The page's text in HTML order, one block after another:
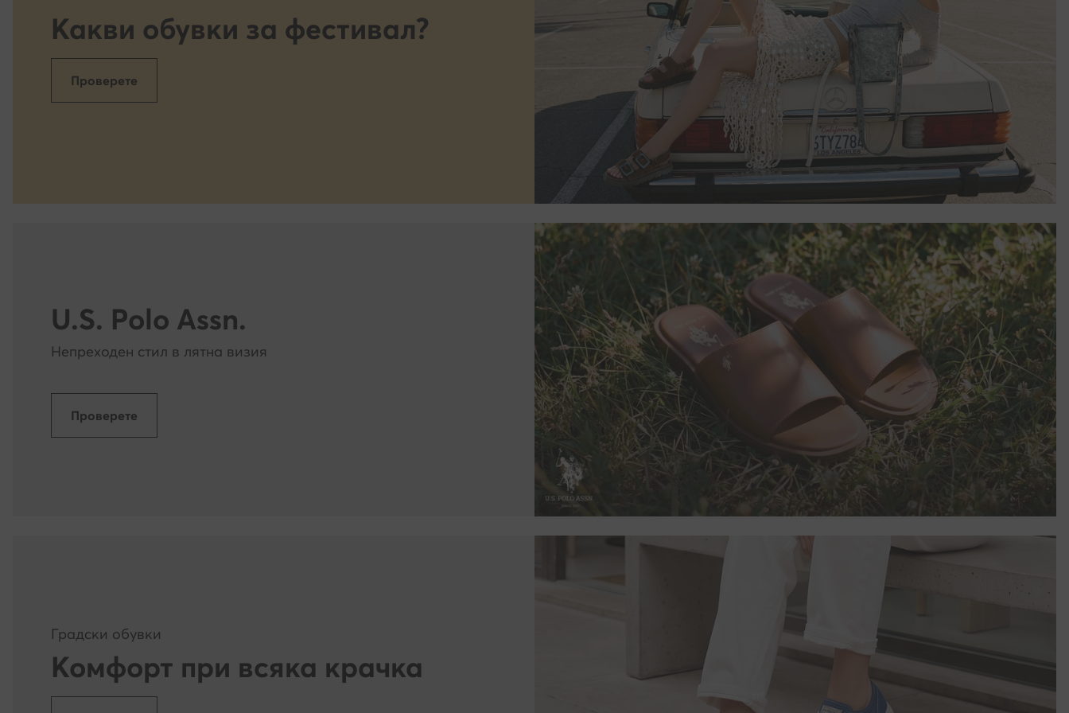
Какви обувки за фестивал?
Проверете
U.S. Polo Assn.
Непреходен стил в лятна визия
Проверете
Градски обувки
Комфорт при всяка крачка
раздела Политика за поверителност. Моля, имайте предвид, че даването на съгласие е
доброволно. Ние се грижим за поверителността на личните Ви данни и Вашите съгласия
могат да бъдат оттеглени по всяко време, но това няма да повлияе на законосъобразността
на обработката, която сме извършили преди оттеглянето. Научете повече на
. На този адрес можете да се запознаете и със
www.modivo.bg използва технологии, които съхраняват и имат достъп до информацията от
Вашия компютър или друго свързано с интернет устройство (по-специално чрез
използването на бисквитки) за Вашите онлайн дейности, за да Ви предоставя
персонализирани реклами, да оценява определена информация за Вас, включително чрез
автоматизирана обработка на лични данни, т.е. профилиране (анализираме Вашата дейност,
за да можем да се адаптираме по-добре към определени, общи групи от нашите Клиенти,
без обаче да влияем значително на техните решения - освен ако не ни дадете отделно
съгласие за това), пазарни и статистически анализи и да подобряваме качеството на
представената Ви информация. Тази технология се използва и от нашите партньори, с които
си сътрудничим, които също могат да инсталират такива файлове на Вашето устройство по
време на използването на нашите услуги. За да можем ние и нашите партньори да
използваме тази технология за целите на предоставяне на електронни услуги за Вас, моля,
дайте ни изричното си съгласие за това, например като влезете на нашия уебсайт и ни
Кога можете да оттеглите съгласието си за използване на файловете ""бисквитки""?
Съгласието може да бъде оттеглено по всяко време - това обаче няма да повлияе на
законосъобразността на обработката, която сме извършили преди оттеглянето.
Отказът от ""бисквитките"", които ни позволяват да показваме реклами, съобразени с Вашите
интереси, не означава, че няма да получавате никакви реклами, когато използвате нашия
или други сайтове - в този случай все още ще получавате същия брой реклами, но те няма да
са съобразени с Вашите настоящи нужди и предпочитания.